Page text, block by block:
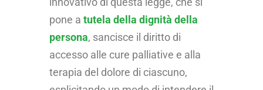
pone a tutela della dignità della
persona, sancisce il diritto di
accesso alle cure palliative e alla
terapia del dolore di ciascuno,